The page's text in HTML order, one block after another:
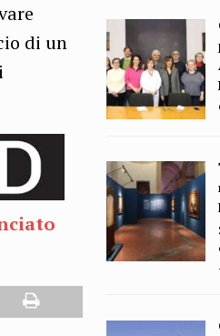
di un